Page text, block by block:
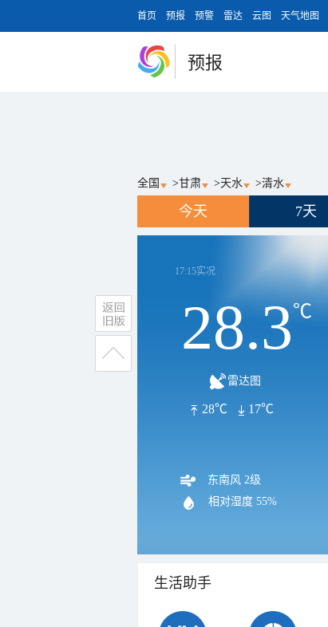
首页 预报 预警 雷达 云图 天气地图
预报
全国 >甘肃 >天水 >清水
今天 7天
17:15实况
28.3℃
雷达图
28℃ 17℃
东南风 2级
相对湿度 55%
生活助手